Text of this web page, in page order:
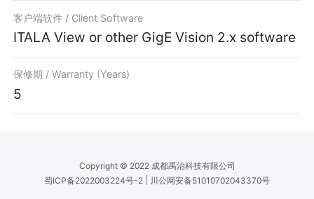
客户端软件 / Client Software
ITALA View or other GigE Vision 2.x software
保修期 /Warranty (Years)
5
Copyright © 2022 成都禹治科技有限公司
蜀ICP备2022003224号-2
川公网安备51010702043370号